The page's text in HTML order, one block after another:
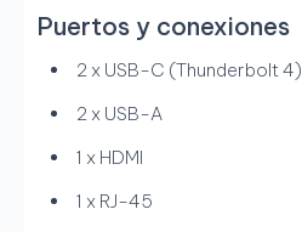
Puertos y conexiones
2 x USB-C (Thunderbolt 4)
2 x USB-A
1 x HDMI
1 x RJ-45